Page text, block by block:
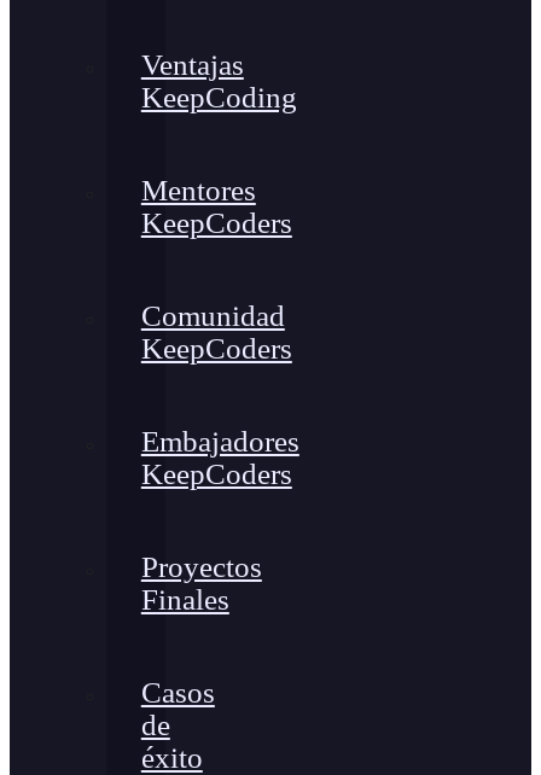
Ventajas
KeepCoding
Mentores
KeepCoders
Comunidad
KeepCoders
Embajadores
KeepCoders
Proyectos
Finales
Casos
de
éxito